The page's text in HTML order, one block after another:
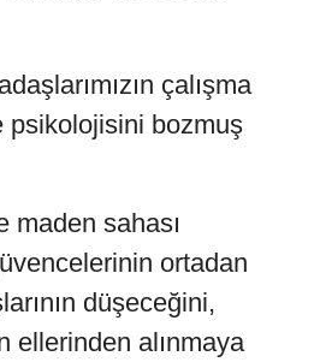
çalışma
psikolojisini bozmuş
maden sahası
ortadan
düşeceğini,
ellerinden alınmaya